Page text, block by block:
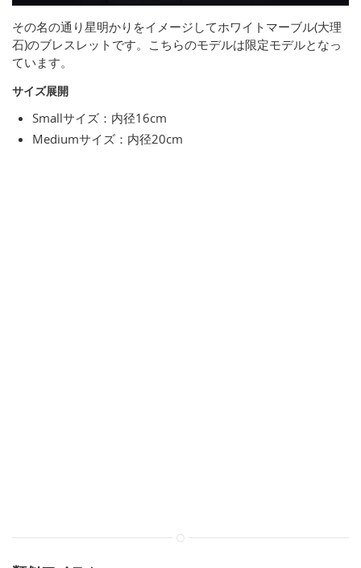
その名の通り星明かりをイメージしてホワイトマーブル(大理
石)のブレスレットです。こちらのモデルは限定モデルとなっ
ています。
サイズ展開
Smallサイズ：内径16cm
Mediumサイズ：内径20cm